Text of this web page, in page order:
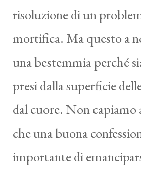
risoluzione di un
mortifica. Ma questo a
una bestemmia perché
presi dalla superficie
dal cuore. Non capiamo
che una buona
importante di